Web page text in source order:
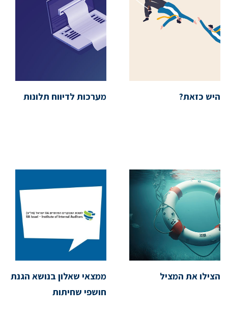
היש כזאת? מערכות לדיווח תלונות
הצילו את המציל
ממצאי שאלון בנושא הגנת
חושפי שחיתות